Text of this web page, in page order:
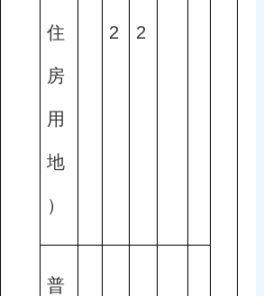
住
房
用
地
）
2 2
普